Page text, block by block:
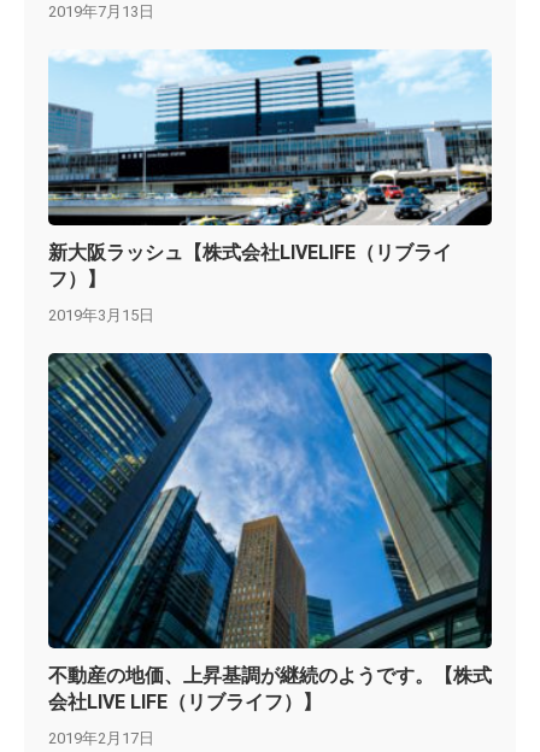
2019年7月13日
新大阪ラッシュ【株式会社LIVELIFE（リブライ
フ）】
2019年3月15日
不動産の地価、上昇基調が継続のようです。【株式
会社LIVE LIFE（リブライフ）】
2019年2月17日